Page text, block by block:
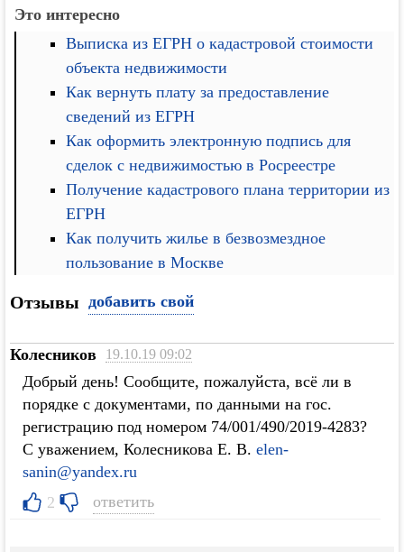
Это интересно
Выписка из ЕГРН о кадастровой стоимости
объекта недвижимости
Как вернуть плату за предоставление
сведений из ЕГРН
Как оформить электронную подпись для
сделок с недвижимостью в Росреестре
Получение кадастрового плана территории из
ЕГРН
Как получить жилье в безвозмездное
пользование в Москве
Отзывы добавить свой
Колесников 19.10.19 09:02
Добрый день! Сообщите, пожалуйста, всё ли в
порядке с документами, по данными на гос.
регистрацию под номером 74/001/490/2019-4283?
С уважением, Колесникова Е. В. elen-
sanin@yandex.ru
2
ответить